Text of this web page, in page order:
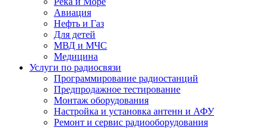
Авиация
Нефть и Газ
Для детей
МВД и МЧС
Медицина
Услуги по радиосвязи
Программирование радиостанций
Предпродажное тестирование
Монтаж оборудования
Настройка и установка антенн и АФУ
Ремонт и сервис радиооборудования